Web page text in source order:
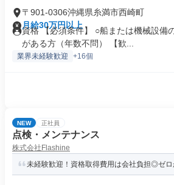
〒901-0306沖縄県糸満市西崎町
月給30万円以上
資格 【必須条件】 ○船または機械設備
がある方（年数不問） 【歓...
業界未経験歓迎 +16個
NEW 正社員
点検・メンテナンス
株式会社Flashine
未経験歓迎！資格取得費用は会社負担◎ゼ